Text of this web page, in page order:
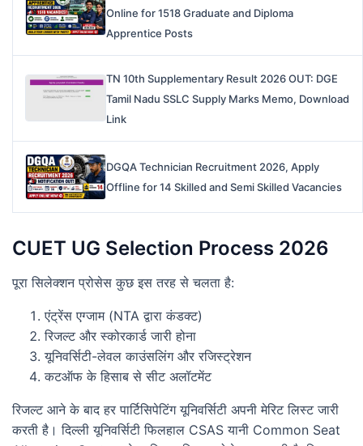
Online for 1518 Graduate and Diploma
Apprentice Posts
TN 10th Supplementary Result 2026 OUT: DGE
Tamil Nadu SSLC Supply Marks Memo, Download
Link
DGQA Technician Recruitment 2026, Apply
Offline for 14 Skilled and Semi Skilled Vacancies
CUET UG Selection Process 2026
पूरा सिलेक्शन प्रोसेस कुछ इस तरह से चलता है:
एंट्रेंस एग्जाम (NTA द्वारा कंडक्ट)
रिजल्ट और स्कोरकार्ड जारी होना
यूनिवर्सिटी-लेवल काउंसलिंग और रजिस्ट्रेशन
कटऑफ के हिसाब से सीट अलॉटमेंट
रिजल्ट आने के बाद हर पार्टिसिपेटिंग यूनिवर्सिटी अपनी मेरिट लिस्ट जारी
करती है। दिल्ली यूनिवर्सिटी फिलहाल CSAS यानी Common Seat